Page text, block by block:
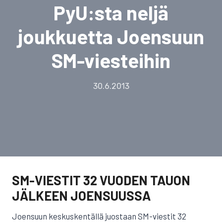
PyU:sta neljä
joukkuetta Joensuun
SM-viesteihin
30.6.2013
SM-VIESTIT 32 VUODEN TAUON
JÄLKEEN JOENSUUSSA
Joensuun keskuskentällä juostaan SM-viestit 32